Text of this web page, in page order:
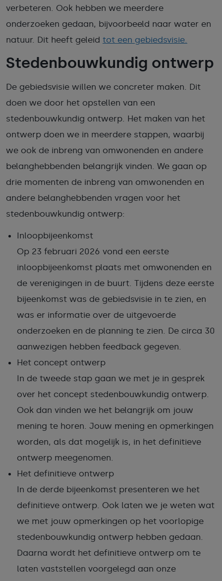
verbeteren. Ook hebben we meerdere
onderzoeken gedaan, bijvoorbeeld naar water en
natuur. Dit heeft geleid tot een gebiedsvisie.
Stedenbouwkundig ontwerp
De gebiedsvisie willen we concreter maken. Dit
doen we door het opstellen van een
stedenbouwkundig ontwerp. Het maken van het
ontwerp doen we in meerdere stappen, waarbij
we ook de inbreng van omwonenden en andere
belanghebbenden belangrijk vinden. We gaan op
drie momenten de inbreng van omwonenden en
andere belanghebbenden vragen voor het
stedenbouwkundig ontwerp:
Inloopbijeenkomst
Op 23 februari 2026 vond een eerste
inloopbijeenkomst plaats met omwonenden en
de verenigingen in de buurt. Tijdens deze eerste
bijeenkomst was de gebiedsvisie in te zien, en
was er informatie over de uitgevoerde
onderzoeken en de planning te zien. De circa 30
aanwezigen hebben feedback gegeven.
Het concept ontwerp
In de tweede stap gaan we met je in gesprek
over het concept stedenbouwkundig ontwerp.
Ook dan vinden we het belangrijk om jouw
mening te horen. Jouw mening en opmerkingen
worden, als dat mogelijk is, in het definitieve
ontwerp meegenomen.
Het definitieve ontwerp
In de derde bijeenkomst presenteren we het
definitieve ontwerp. Ook laten we je weten wat
we met jouw opmerkingen op het voorlopige
stedenbouwkundig ontwerp hebben gedaan.
Daarna wordt het definitieve ontwerp om te
laten vaststellen voorgelegd aan onze